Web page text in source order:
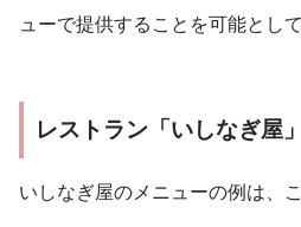
ューで提供することを可能として
レストラン「いしなぎ屋
いしなぎ屋のメニューの例は、